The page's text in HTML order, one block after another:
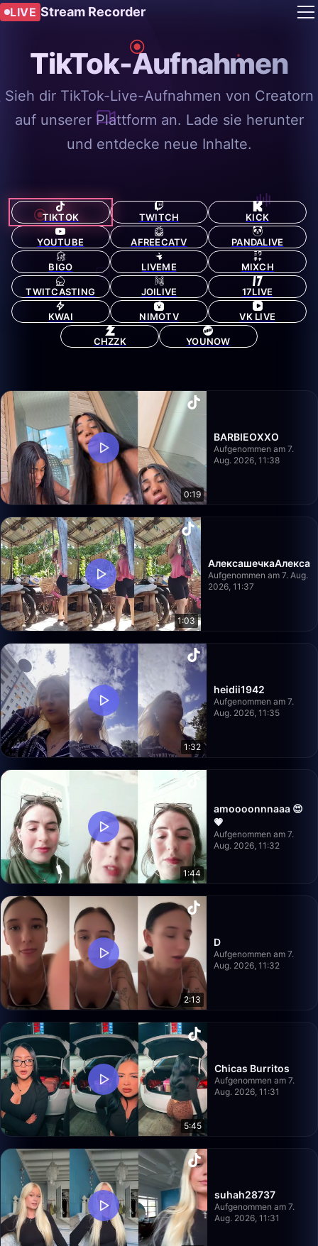
LIVE Stream Recorder
TikTok-Aufnahmen
Sieh dir TikTok-Live-Aufnahmen von Creatorn
auf unserer Plattform an. Lade sie herunter
und entdecke neue Inhalte.
TIKTOK TWITCH KICK
YOUTUBE AFREECATV PANDALIVE
BIGO LIVEME MIXCH
TWITCASTING JOILIVE 17LIVE
KWAI NIMOTV VK LIVE
CHZZK YOUNOW
0:19
BARBIEOXXO
Aufgenommen am 7.
Aug. 2026, 11:38
1:03
АлексашечкаАлекса
Aufgenommen am 7. Aug.
2026, 11:37
1:32
heidii1942
Aufgenommen am 7.
Aug. 2026, 11:35
1:44
amoooonnnaaa 😍
💗
Aufgenommen am 7.
Aug. 2026, 11:32
2:13
D
Aufgenommen am 7.
Aug. 2026, 11:32
5:45
Chicas Burritos
Aufgenommen am 7.
Aug. 2026, 11:31
suhah28737
Aufgenommen am 7.
Aug. 2026, 11:31